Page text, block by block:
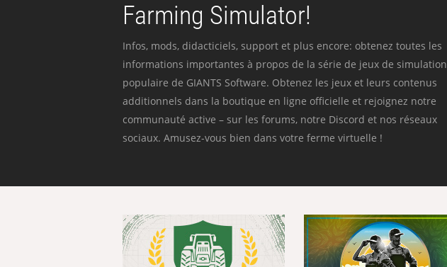
Farming Simulator!
Infos, mods, didacticiels, support et plus encore: obtenez toutes les
informations importantes à propos de la série de jeux de simulation
populaire de GIANTS Software. Obtenez les jeux et leurs contenus
additionnels dans la boutique en ligne officielle et rejoignez notre
communauté active – sur les forums, notre Discord et nos réseaux
sociaux. Amusez-vous bien dans votre ferme virtuelle !